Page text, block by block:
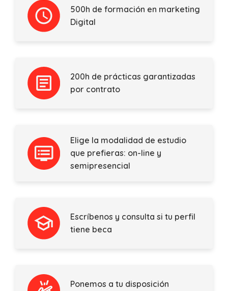
500h de formación en marketing
Digital
200h de prácticas garantizadas
por contrato
Elige la modalidad de estudio
que prefieras: on-line y
semipresencial
Escríbenos y consulta si tu perfil
tiene beca
Ponemos a tu disposición